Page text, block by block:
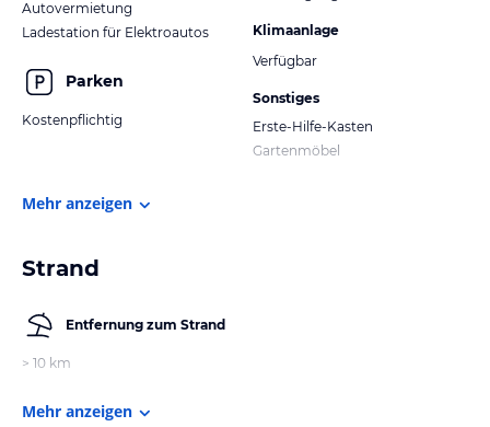
Autovermietung
Ladestation für Elektroautos
Parken
Kostenpflichtig
Klimaanlage
Verfügbar
Sonstiges
Erste-Hilfe-Kasten
Gartenmöbel
Mehr anzeigen
Strand
Entfernung zum Strand
> 10 km
Mehr anzeigen